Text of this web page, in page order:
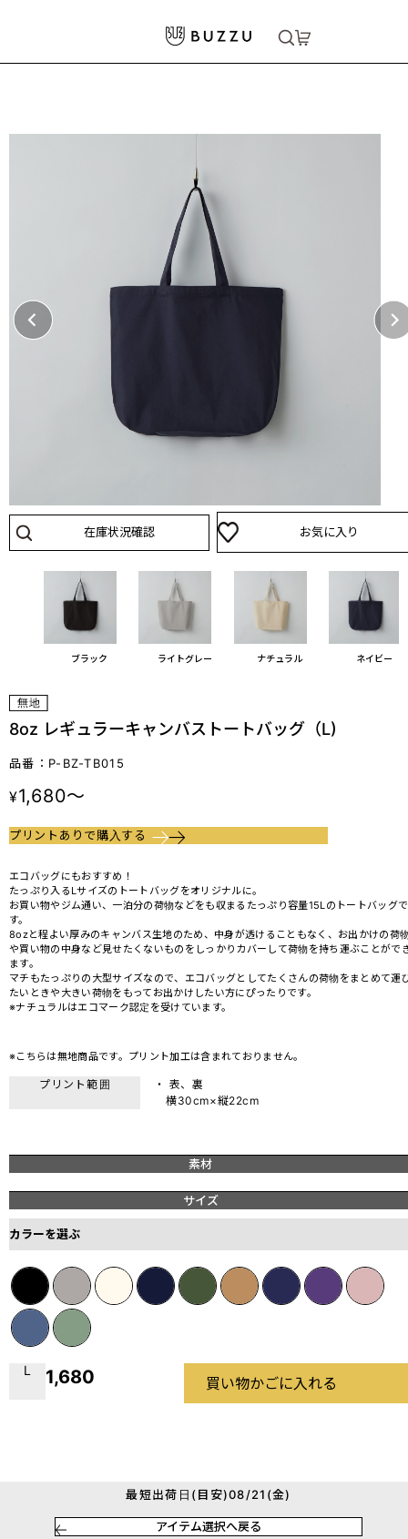
トートバッグ
8oz レギュラーキャンバストートバッグ（L)
在庫状況確認 お気に入り
ブラック ライトグレー ナチュラル ネイビー
8oz レギュラーキャンバストートバッグ（L)
品番：P-BZ-TB015
¥1,680～
プリントありで購入する
エコバッグにもおすすめ！
たっぷり入るLサイズのトートバッグをオリジナルに。
お買い物やジム通い、一泊分の荷物などをも収まるたっぷり容量15Lのトートバッグで
す。
8ozと程よい厚みのキャンバス生地のため、中身が透けることもなく、お出かけの荷
や買い物の中身など見せたくないものをしっかりカバーして荷物を持ち運ぶことがで
ます。
マチもたっぷりの大型サイズなので、エコバッグとしてたくさんの荷物をまとめて運
たいときや大きい荷物をもってお出かけしたい方にぴったりです。
※ナチュラルはエコマーク認定を受けています。
※こちらは無地商品です。プリント加工は含まれておりません。
プリント範囲
・ 表、裏
横30cm×縦22cm
素材
サイズ
カラーを選ぶ
L 1,680 買い物かごに入れる
最短出荷日(目安)08/21(金)
アイテム選択へ戻る